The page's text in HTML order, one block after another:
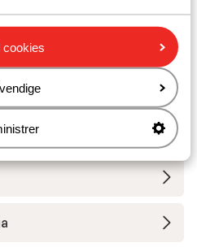
cookiesdes Sybelles - Rabat
Moulin